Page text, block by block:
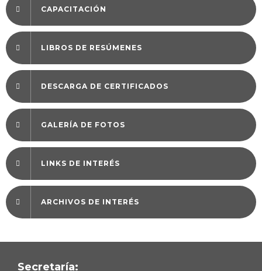
CAPACITACIÓN
LIBROS DE RESÚMENES
DESCARGA DE CERTIFICADOS
GALERÍA DE FOTOS
LINKS DE INTERÉS
ARCHIVOS DE INTERÉS
Secretaría: